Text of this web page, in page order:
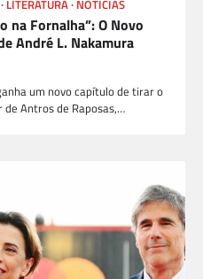
LITERATURA NOTÍCIAS
na Fornalha”: O Novo
André L. Nakamura
um novo capítulo de tirar o
Antros de Raposas,…